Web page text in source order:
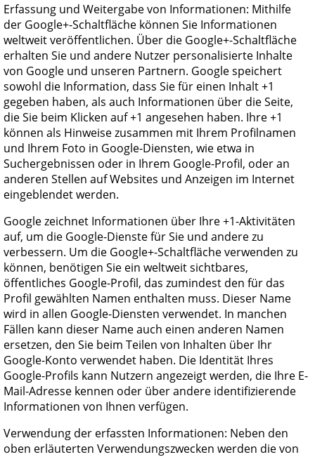
Erfassung und Weitergabe von Informationen: Mithilfe
der Google+-Schaltfläche können Sie Informationen
weltweit veröffentlichen. Über die Google+-Schaltfläche
erhalten Sie und andere Nutzer personalisierte Inhalte
von Google und unseren Partnern. Google speichert
sowohl die Information, dass Sie für einen Inhalt +1
gegeben haben, als auch Informationen über die Seite,
die Sie beim Klicken auf +1 angesehen haben. Ihre +1
können als Hinweise zusammen mit Ihrem Profilnamen
und Ihrem Foto in Google-Diensten, wie etwa in
Suchergebnissen oder in Ihrem Google-Profil, oder an
anderen Stellen auf Websites und Anzeigen im Internet
eingeblendet werden.
Google zeichnet Informationen über Ihre +1-Aktivitäten
auf, um die Google-Dienste für Sie und andere zu
verbessern. Um die Google+-Schaltfläche verwenden zu
können, benötigen Sie ein weltweit sichtbares,
öffentliches Google-Profil, das zumindest den für das
Profil gewählten Namen enthalten muss. Dieser Name
wird in allen Google-Diensten verwendet. In manchen
Fällen kann dieser Name auch einen anderen Namen
ersetzen, den Sie beim Teilen von Inhalten über Ihr
Google-Konto verwendet haben. Die Identität Ihres
Google-Profils kann Nutzern angezeigt werden, die Ihre E-
Mail-Adresse kennen oder über andere identifizierende
Informationen von Ihnen verfügen.
Verwendung der erfassten Informationen: Neben den
oben erläuterten Verwendungszwecken werden die von